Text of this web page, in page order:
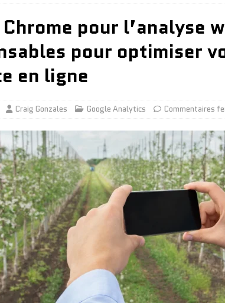
pour l’analyse
pour optimiser
en ligne
Craig Gonzales Google Analytics Commentaires